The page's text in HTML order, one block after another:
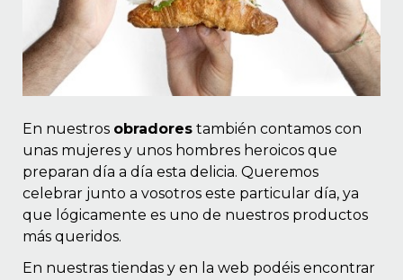
En nuestros obradores también contamos con
unas mujeres y unos hombres heroicos que
preparan día a día esta delicia. Queremos
celebrar junto a vosotros este particular día, ya
que lógicamente es uno de nuestros productos
más queridos.
En nuestras tiendas y en la web podéis encontrar